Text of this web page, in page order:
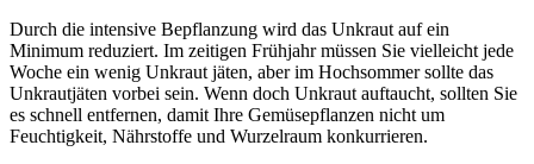
Durch die intensive Bepflanzung wird das Unkraut auf ein
Minimum reduziert. Im zeitigen Frühjahr müssen Sie vielleicht jede
Woche ein wenig Unkraut jäten, aber im Hochsommer sollte das
Unkrautjäten vorbei sein. Wenn doch Unkraut auftaucht, sollten Sie
es schnell entfernen, damit Ihre Gemüsepflanzen nicht um
Feuchtigkeit, Nährstoffe und Wurzelraum konkurrieren.